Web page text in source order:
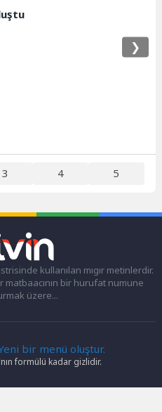
❯
3 4 5
kullanılan mıgır metinlerdir.
matbaacının bir hurufat numune
üzere...
bir menü oluştur.
formülü kadar gizlidir.